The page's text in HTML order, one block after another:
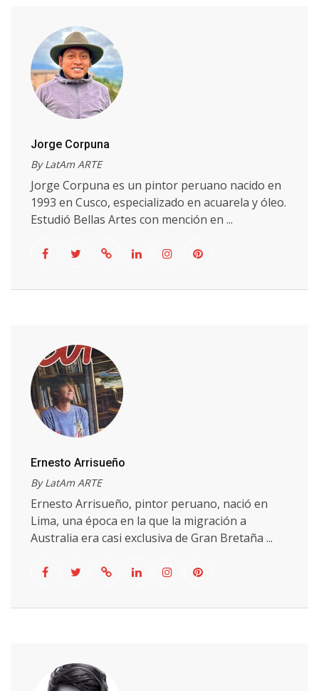
Jorge Corpuna
By LatAm ARTE
Jorge Corpuna es un pintor peruano nacido en
1993 en Cusco, especializado en acuarela y óleo.
Estudió Bellas Artes con mención en ...
Ernesto Arrisueño
By LatAm ARTE
Ernesto Arrisueño, pintor peruano, nació en
Lima, una época en la que la migración a
Australia era casi exclusiva de Gran Bretaña ...